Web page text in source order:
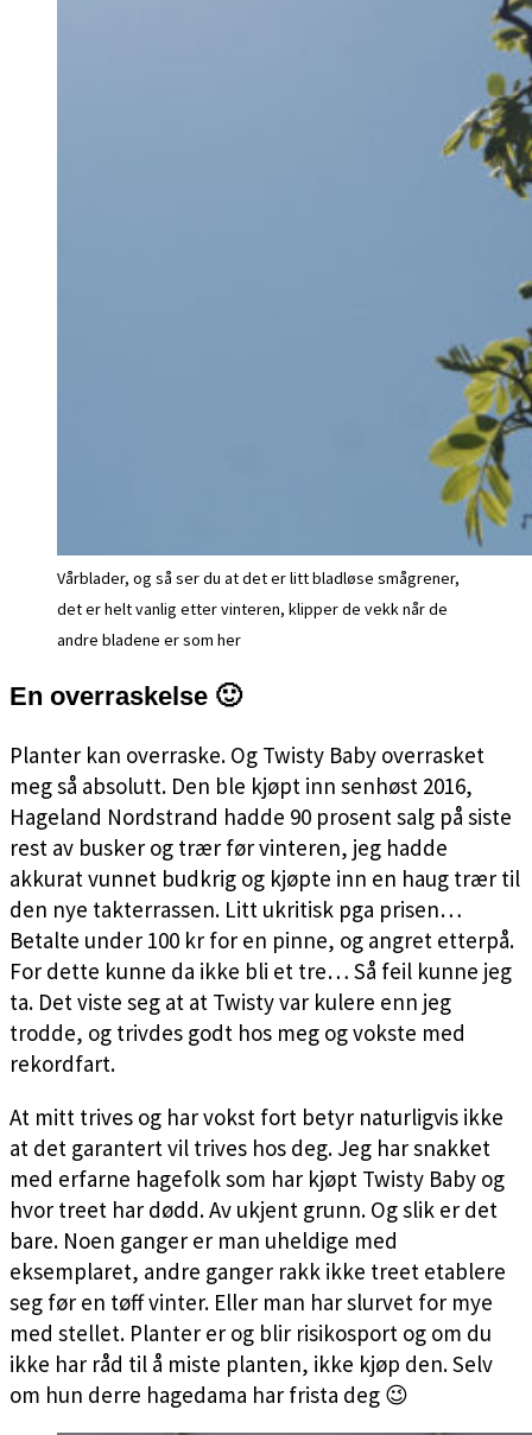
Vårblader, og så ser du at det er litt bladløse smågrener,
det er helt vanlig etter vinteren, klipper de vekk når de
andre bladene er som her
En overraskelse 🙂
Planter kan overraske. Og Twisty Baby overrasket
meg så absolutt. Den ble kjøpt inn senhøst 2016,
Hageland Nordstrand hadde 90 prosent salg på siste
rest av busker og trær før vinteren, jeg hadde
akkurat vunnet budkrig og kjøpte inn en haug trær til
den nye takterrassen. Litt ukritisk pga prisen…
Betalte under 100 kr for en pinne, og angret etterpå.
For dette kunne da ikke bli et tre… Så feil kunne jeg
ta. Det viste seg at at Twisty var kulere enn jeg
trodde, og trivdes godt hos meg og vokste med
rekordfart.
At mitt trives og har vokst fort betyr naturligvis ikke
at det garantert vil trives hos deg. Jeg har snakket
med erfarne hagefolk som har kjøpt Twisty Baby og
hvor treet har dødd. Av ukjent grunn. Og slik er det
bare. Noen ganger er man uheldige med
eksemplaret, andre ganger rakk ikke treet etablere
seg før en tøff vinter. Eller man har slurvet for mye
med stellet. Planter er og blir risikosport og om du
ikke har råd til å miste planten, ikke kjøp den. Selv
om hun derre hagedama har frista deg 😉